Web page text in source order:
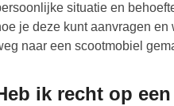
situatie en
je deze kunt aanvragen
naar een scootmobiel
ik recht op